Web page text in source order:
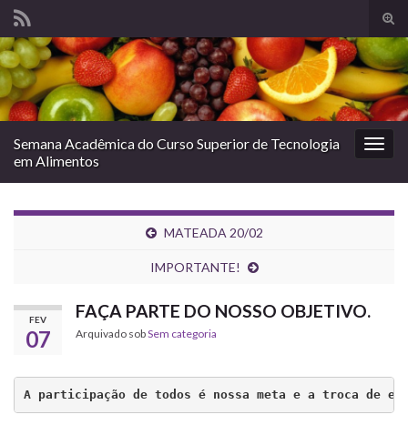
de
Search for:
Semana Acadêmica do Curso Superior de Tecnologia
em Alimentos
MATEADA 20/02
IMPORTANTE!
FEV
07
FAÇA PARTE DO NOSSO OBJETIVO.
Arquivado sobSem categoria
A participação de todos é nossa meta e a troca de